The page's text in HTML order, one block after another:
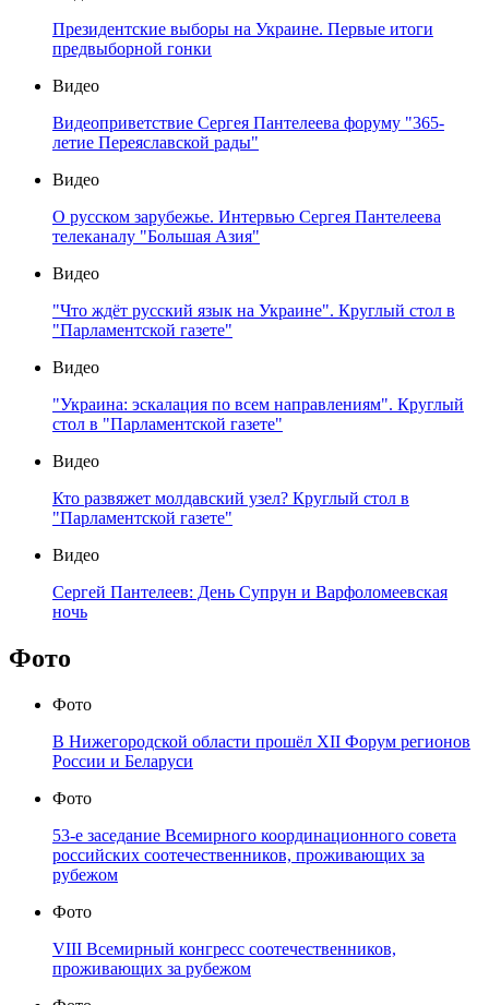
Президентские выборы на Украине. Первые итоги
предвыборной гонки
Видео
Видеоприветствие Сергея Пантелеева форуму "365-
летие Переяславской рады"
Видео
О русском зарубежье. Интервью Сергея Пантелеева
телеканалу "Большая Азия"
Видео
"Что ждёт русский язык на Украине". Круглый стол в
"Парламентской газете"
Видео
"Украина: эскалация по всем направлениям". Круглый
стол в "Парламентской газете"
Видео
Кто развяжет молдавский узел? Круглый стол в
"Парламентской газете"
Видео
Сергей Пантелеев: День Супрун и Варфоломеевская
ночь
Фото
Фото
В Нижегородской области прошёл XII Форум регионов
России и Беларуси
Фото
53-е заседание Всемирного координационного совета
российских соотечественников, проживающих за
рубежом
Фото
VIII Всемирный конгресс соотечественников,
проживающих за рубежом